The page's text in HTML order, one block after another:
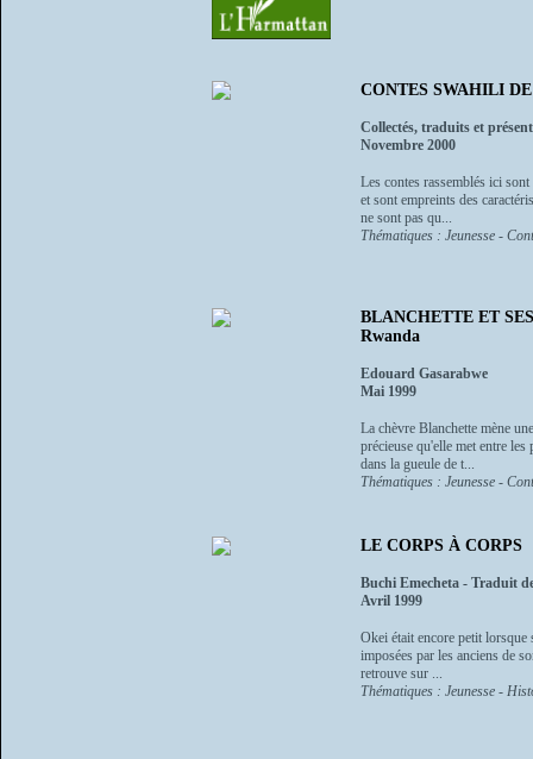
CONTES SWAHILI
Collectés, traduits et
Novembre 2000
Les contes rassemblés ici
et sont empreints des
ne sont pas qu...
Thématiques : Jeunesse -
BLANCHETTE ET
Rwanda
Edouard Gasarabwe
Mai 1999
La chèvre Blanchette mène
précieuse qu'elle met entre
dans la gueule de t...
Thématiques : Jeunesse -
LE CORPS À CORPS
Buchi Emecheta - Traduit
Avril 1999
Okei était encore petit lorsque
imposées par les anciens de
retrouve sur ...
Thématiques : Jeunesse -